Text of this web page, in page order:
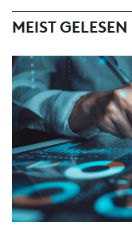
MEIST GELESEN